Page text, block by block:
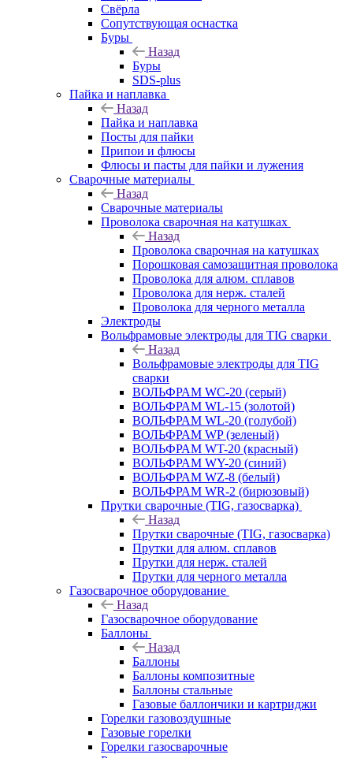
Свёрла
Сопутствующая оснастка
Буры
Назад
Буры
SDS-plus
Пайка и наплавка
Назад
Пайка и наплавка
Посты для пайки
Припои и флюсы
Флюсы и пасты для пайки и лужения
Сварочные материалы
Назад
Сварочные материалы
Проволока сварочная на катушках
Назад
Проволока сварочная на катушках
Порошковая самозащитная проволока
Проволока для алюм. сплавов
Проволока для нерж. сталей
Проволока для черного металла
Электроды
Вольфрамовые электроды для TIG сварки
Назад
Вольфрамовые электроды для TIG
сварки
ВОЛЬФРАМ WC-20 (серый)
ВОЛЬФРАМ WL-15 (золотой)
ВОЛЬФРАМ WL-20 (голубой)
ВОЛЬФРАМ WP (зеленый)
ВОЛЬФРАМ WT-20 (красный)
ВОЛЬФРАМ WY-20 (синий)
ВОЛЬФРАМ WZ-8 (белый)
ВОЛЬФРАМ WR-2 (бирюзовый)
Прутки сварочные (TIG, газосварка)
Назад
Прутки сварочные (TIG, газосварка)
Прутки для алюм. сплавов
Прутки для нерж. сталей
Прутки для черного металла
Газосварочное оборудование
Назад
Газосварочное оборудование
Баллоны
Назад
Баллоны
Баллоны композитные
Баллоны стальные
Газовые баллончики и картриджи
Горелки газовоздушные
Газовые горелки
Горелки газосварочные